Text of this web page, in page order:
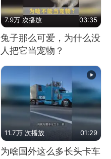
7.9万 次播放 03:35
兔子那么可爱，为什么没
人把它当宠物？
11.7万 次播放 01:29
为啥国外这么多长头卡车